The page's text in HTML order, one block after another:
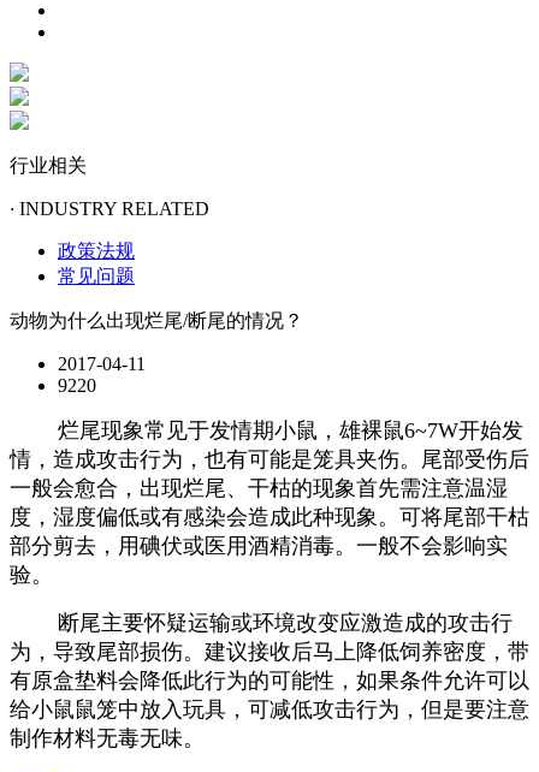
行业相关
· INDUSTRY RELATED
政策法规
常见问题
动物为什么出现烂尾/断尾的情况？
2017-04-11
9220
烂尾现象常见于发情期小鼠，雄裸鼠6~7W开始发
情，造成攻击行为，也有可能是笼具夹伤。尾部受伤后
一般会愈合，出现烂尾、干枯的现象首先需注意温湿
度，湿度偏低或有感染会造成此种现象。可将尾部干枯
部分剪去，用碘伏或医用酒精消毒。一般不会影响实
验。
断尾主要怀疑运输或环境改变应激造成的攻击行
为，导致尾部损伤。建议接收后马上降低饲养密度，带
有原盒垫料会降低此行为的可能性，如果条件允许可以
给小鼠鼠笼中放入玩具，可减低攻击行为，但是要注意
制作材料无毒无味。